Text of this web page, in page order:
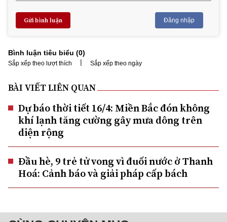
Gửi bình luận Đăng nhập
Bình luận tiêu biểu (0)
Sắp xếp theo lượt thích | Sắp xếp theo ngày
BÀI VIẾT LIÊN QUAN
Dự báo thời tiết 16/4: Miền Bắc đón không
khí lạnh tăng cường gây mưa dông trên
diện rộng
Đầu hè, 9 trẻ tử vong vì đuối nước ở Thanh
Hoá: Cảnh báo và giải pháp cấp bách